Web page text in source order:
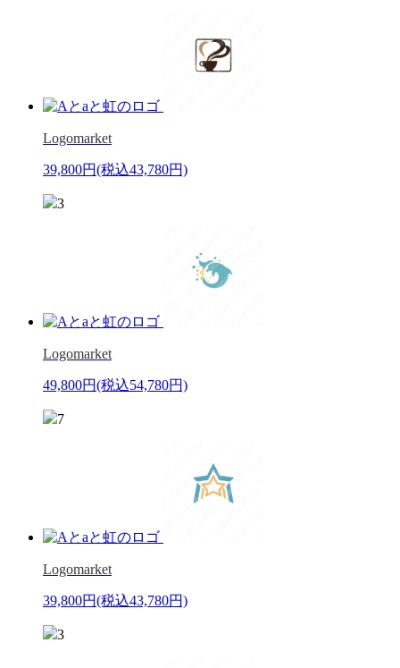
Logomarket
39,800円(税込43,780円)
3
Logomarket
49,800円(税込54,780円)
7
Logomarket
39,800円(税込43,780円)
3